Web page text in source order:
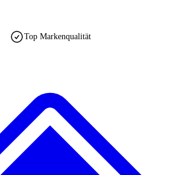
Top Markenqualität